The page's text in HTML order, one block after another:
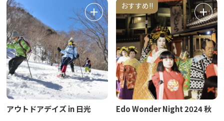
アウトドアデイズ in 日光
おすすめ!!
Edo Wonder Night 2024 秋